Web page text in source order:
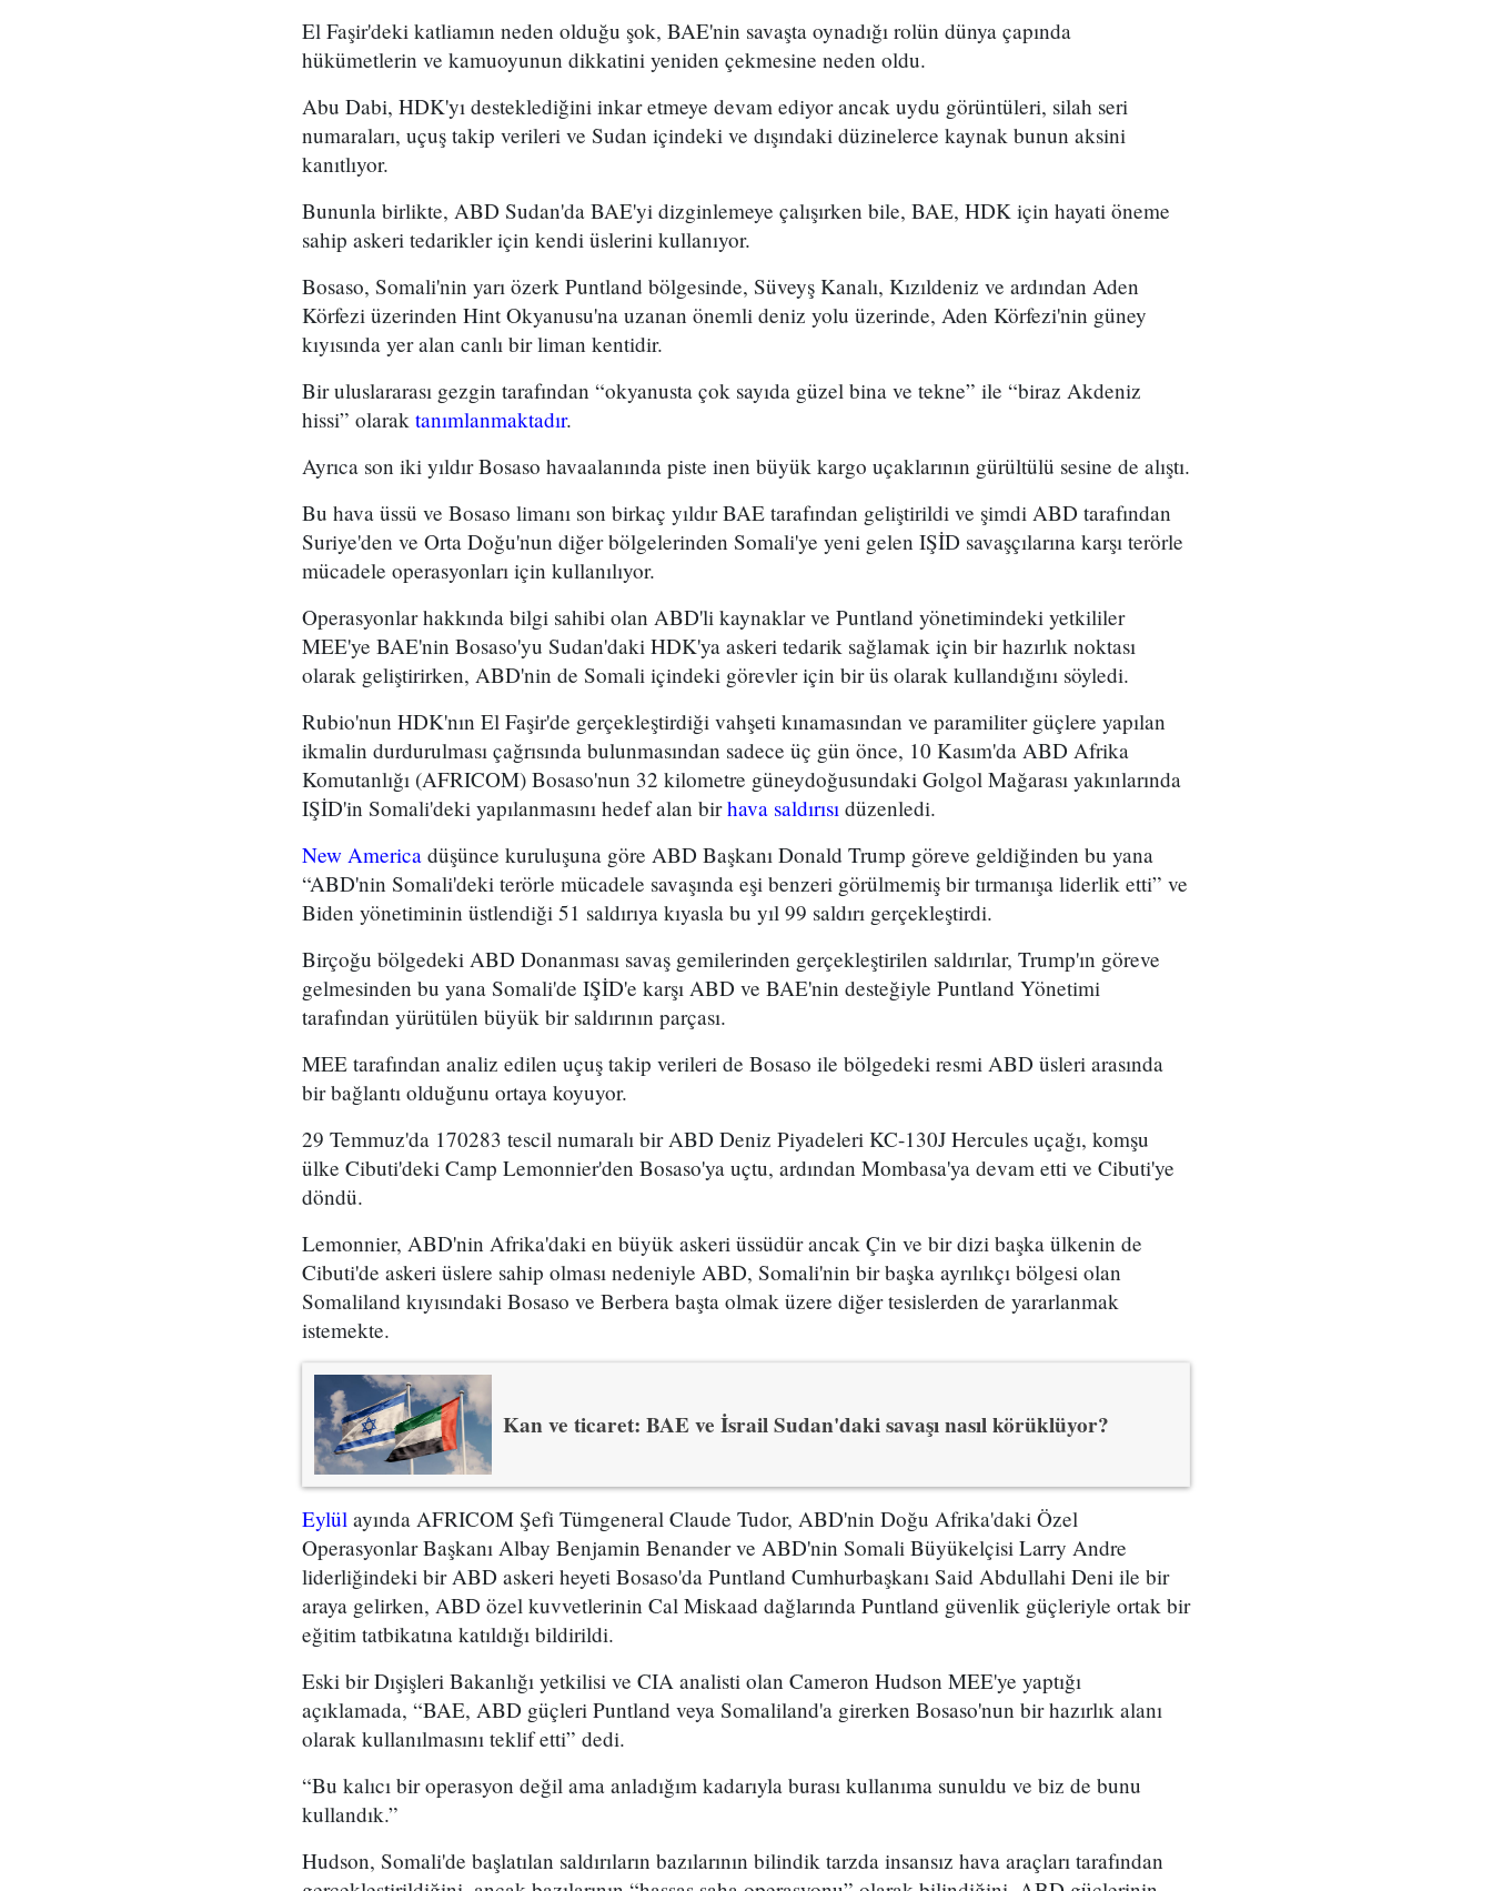
El Faşir'deki katliamın neden olduğu şok, BAE'nin savaşta oynadığı rolün dünya çapında
hükümetlerin ve kamuoyunun dikkatini yeniden çekmesine neden oldu.
Abu Dabi, HDK'yı desteklediğini inkar etmeye devam ediyor ancak uydu görüntüleri, silah seri
numaraları, uçuş takip verileri ve Sudan içindeki ve dışındaki düzinelerce kaynak bunun aksini
kanıtlıyor.
Bununla birlikte, ABD Sudan'da BAE'yi dizginlemeye çalışırken bile, BAE, HDK için hayati öneme
sahip askeri tedarikler için kendi üslerini kullanıyor.
Bosaso, Somali'nin yarı özerk Puntland bölgesinde, Süveyş Kanalı, Kızıldeniz ve ardından Aden
Körfezi üzerinden Hint Okyanusu'na uzanan önemli deniz yolu üzerinde, Aden Körfezi'nin güney
kıyısında yer alan canlı bir liman kentidir.
Bir uluslararası gezgin tarafından “okyanusta çok sayıda güzel bina ve tekne” ile “biraz Akdeniz
hissi” olarak tanımlanmaktadır.
Ayrıca son iki yıldır Bosaso havaalanında piste inen büyük kargo uçaklarının gürültülü sesine de alıştı.
Bu hava üssü ve Bosaso limanı son birkaç yıldır BAE tarafından geliştirildi ve şimdi ABD tarafından
Suriye'den ve Orta Doğu'nun diğer bölgelerinden Somali'ye yeni gelen IŞİD savaşçılarına karşı terörle
mücadele operasyonları için kullanılıyor.
Operasyonlar hakkında bilgi sahibi olan ABD'li kaynaklar ve Puntland yönetimindeki yetkililer
MEE'ye BAE'nin Bosaso'yu Sudan'daki HDK'ya askeri tedarik sağlamak için bir hazırlık noktası
olarak geliştirirken, ABD'nin de Somali içindeki görevler için bir üs olarak kullandığını söyledi.
Rubio'nun HDK'nın El Faşir'de gerçekleştirdiği vahşeti kınamasından ve paramiliter güçlere yapılan
ikmalin durdurulması çağrısında bulunmasından sadece üç gün önce, 10 Kasım'da ABD Afrika
Komutanlığı (AFRICOM) Bosaso'nun 32 kilometre güneydoğusundaki Golgol Mağarası yakınlarında
IŞİD'in Somali'deki yapılanmasını hedef alan birhava saldırısı düzenledi.
New America düşünce kuruluşuna göre ABD Başkanı Donald Trump göreve geldiğinden bu yana
“ABD'nin Somali'deki terörle mücadele savaşında eşi benzeri görülmemiş bir tırmanışa liderlik etti” ve
Biden yönetiminin üstlendiği 51 saldırıya kıyasla bu yıl 99 saldırı gerçekleştirdi.
Birçoğu bölgedeki ABD Donanması savaş gemilerinden gerçekleştirilen saldırılar, Trump'ın göreve
gelmesinden bu yana Somali'de IŞİD'e karşı ABD ve BAE'nin desteğiyle Puntland Yönetimi
tarafından yürütülen büyük bir saldırının parçası.
MEE tarafından analiz edilen uçuş takip verileri de Bosaso ile bölgedeki resmi ABD üsleri arasında
bir bağlantı olduğunu ortaya koyuyor.
29 Temmuz'da 170283 tescil numaralı bir ABD Deniz Piyadeleri KC-130J Hercules uçağı, komşu
ülke Cibuti'deki Camp Lemonnier'den Bosaso'ya uçtu, ardından Mombasa'ya devam etti ve Cibuti'ye
döndü.
Lemonnier, ABD'nin Afrika'daki en büyük askeri üssüdür ancak Çin ve bir dizi başka ülkenin de
Cibuti'de askeri üslere sahip olması nedeniyle ABD, Somali'nin bir başka ayrılıkçı bölgesi olan
Somaliland kıyısındaki Bosaso ve Berbera başta olmak üzere diğer tesislerden de yararlanmak
istemekte.
Kan ve ticaret: BAE ve İsrail Sudan'daki savaşı nasıl körüklüyor?
Eylül ayında AFRICOM Şefi Tümgeneral Claude Tudor, ABD'nin Doğu Afrika'daki Özel
Operasyonlar Başkanı Albay Benjamin Benander ve ABD'nin Somali Büyükelçisi Larry Andre
liderliğindeki bir ABD askeri heyeti Bosaso'da Puntland Cumhurbaşkanı Said Abdullahi Deni ile bir
araya gelirken, ABD özel kuvvetlerinin Cal Miskaad dağlarında Puntland güvenlik güçleriyle ortak bir
eğitim tatbikatına katıldığı bildirildi.
Eski bir Dışişleri Bakanlığı yetkilisi ve CIA analisti olan Cameron Hudson MEE'ye yaptığı
açıklamada, “BAE, ABD güçleri Puntland veya Somaliland'a girerken Bosaso'nun bir hazırlık alanı
olarak kullanılmasını teklif etti” dedi.
“Bu kalıcı bir operasyon değil ama anladığım kadarıyla burası kullanıma sunuldu ve biz de bunu
kullandık.”
Hudson, Somali'de başlatılan saldırıların bazılarının bilindik tarzda insansız hava araçları tarafından